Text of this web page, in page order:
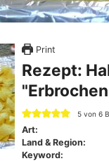
Print
Rezept:
5 von6
Art:
Land & Region:
Keyword: